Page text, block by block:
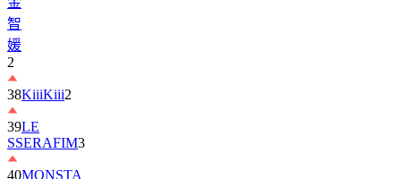
媛
2
38
39LE
SSERAFIM
40MONSTA
X